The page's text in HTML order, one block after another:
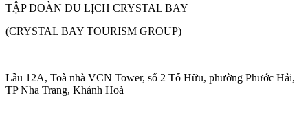
TẬP ĐOÀN DU LỊCH CRYSTAL BAY
(CRYSTAL BAY TOURISM GROUP)
Lầu 12A, Toà nhà VCN Tower, số 2 Tố Hữu, phường Phước Hải,
TP Nha Trang, Khánh Hoà